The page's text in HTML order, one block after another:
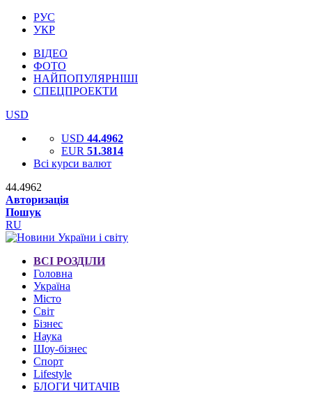
РУС
УКР
ВІДЕО
ФОТО
НАЙПОПУЛЯРНІШІ
СПЕЦПРОЕКТИ
USD
USD 44.4962
EUR 51.3814
Всі курси валют
44.4962
Авторизація
Пошук
RU
ВСІ РОЗДІЛИ
Головна
Україна
Місто
Світ
Бізнес
Наука
Шоу-бізнес
Спорт
Lifestyle
БЛОГИ ЧИТАЧІВ